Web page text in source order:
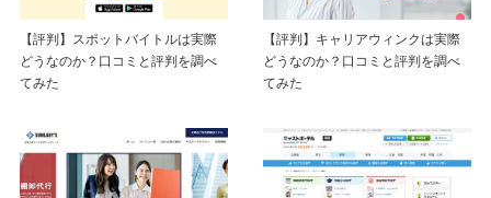
【評判】スポットバイトルは実際
どうなのか？口コミと評判を調べ
てみた
【評判】キャリアウィンクは実際
どうなのか？口コミと評判を調べ
てみた